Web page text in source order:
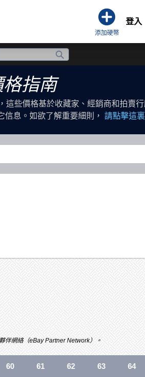
添加硬幣
登入
指南
這些價格基於收藏家、經銷商和拍賣
信息。如欲了解重要細則， 請點擊這裏
伴網絡（eBay Partner Network）。
60 61 62 63 64